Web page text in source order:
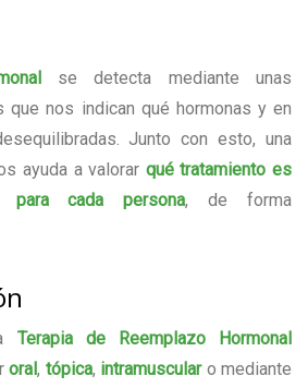
se detecta mediante unas
que nos indican qué hormonas y en
Junto con esto, una
ayuda a valorar qué tratamiento es
cada persona, de forma
Terapia de Reemplazo Hormonal
oral, tópica, intramuscularo mediante